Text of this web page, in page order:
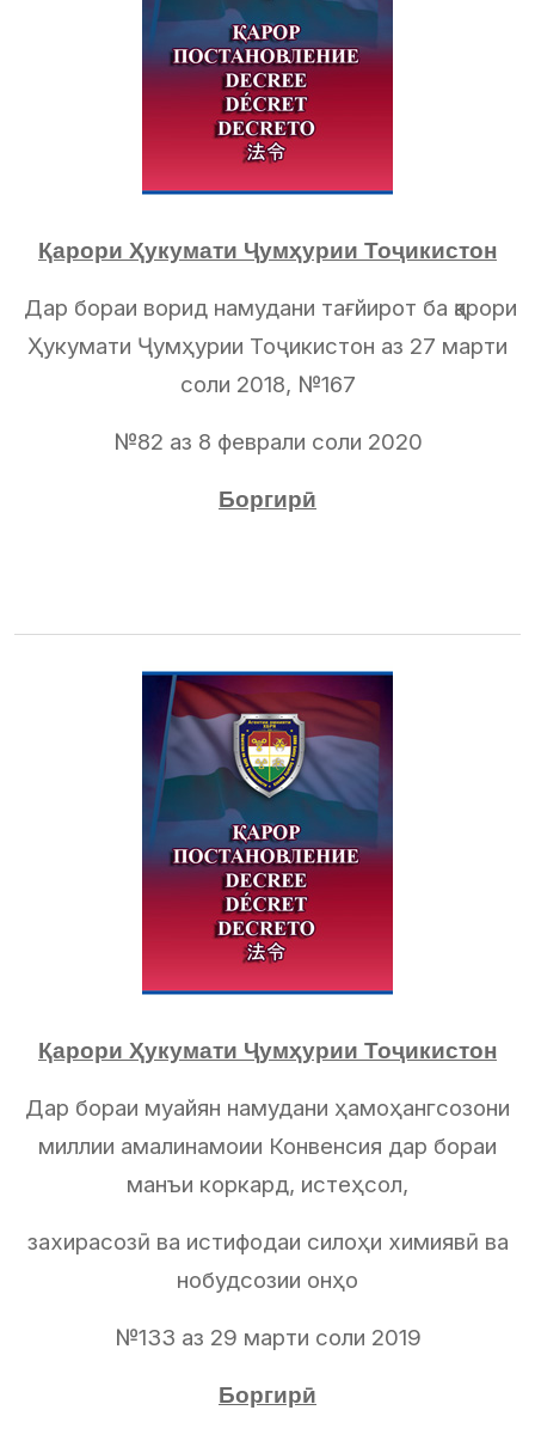
Қарори Ҳукумати Ҷумҳурии Тоҷикистон
Дар бораи ворид намудани тағйирот ба қарори
Ҳукумати Ҷумҳурии Тоҷикистон аз 27 марти
соли 2018, №167
№82 аз 8 феврали соли 2020
Боргирӣ
Қарори Ҳукумати Ҷумҳурии Тоҷикистон
Дар бораи муайян намудани ҳамоҳангсозони
миллии амалинамоии Конвенсия дар бораи
манъи коркард, истеҳсол,
захирасозӣ ва истифодаи силоҳи химиявӣ ва
нобудсозии онҳо
№133 аз 29 марти соли 2019
Боргирӣ